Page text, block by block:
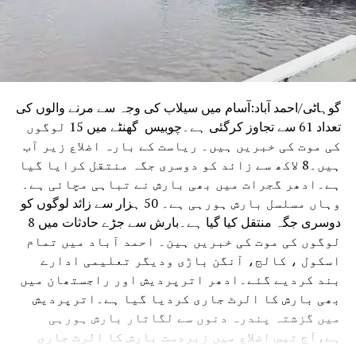
گوہاٹی/احمد آباد:آسام میں سیلاب کی وجہ سے مرنے والوں کی
تعداد 61 سے تجاوز کرگئی ہے۔چوبیس گھنٹے میں 15 لوگوں
کی موت کی خبریں ہیں۔ ریاست کے بارہ اضلاع زیر آب
ہیں۔8 لاکھ سے زائد کو دوسری جگہ منتقل کرایا گیا
ہے۔ادھر گجرات میں بھی بارش نے تباہی مچائی ہے۔
وہاں مسلسل بارش ہورہی ہے۔ 50 ہزار سے زائد لوگوں کو
دوسری جگہ منتقل کیا گیا ہے۔بارش سے جڑے حادثات میں 8
لوگوں کی موت کی خبریں ہین۔ احمد آباد میں تمام
اسکول ، کالج، آنگن باڑی ودیگر تعلیمی ادارے
بند کردیے گئے۔ادھر اترپردیش اور راجستھان میں
بھی بارش کا الرٹ جاری کردیا گیا ہے۔اترپردیش
میں گزشتہ پندرہ دنوں سے لگاتار بارش ہورہی
ہے،آج تیس اضلاع میں زبردست بارش کا الرٹ جاری